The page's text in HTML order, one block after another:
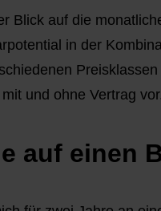
Blick auf die
in der
und ohne Vertrag vor.
auf einen